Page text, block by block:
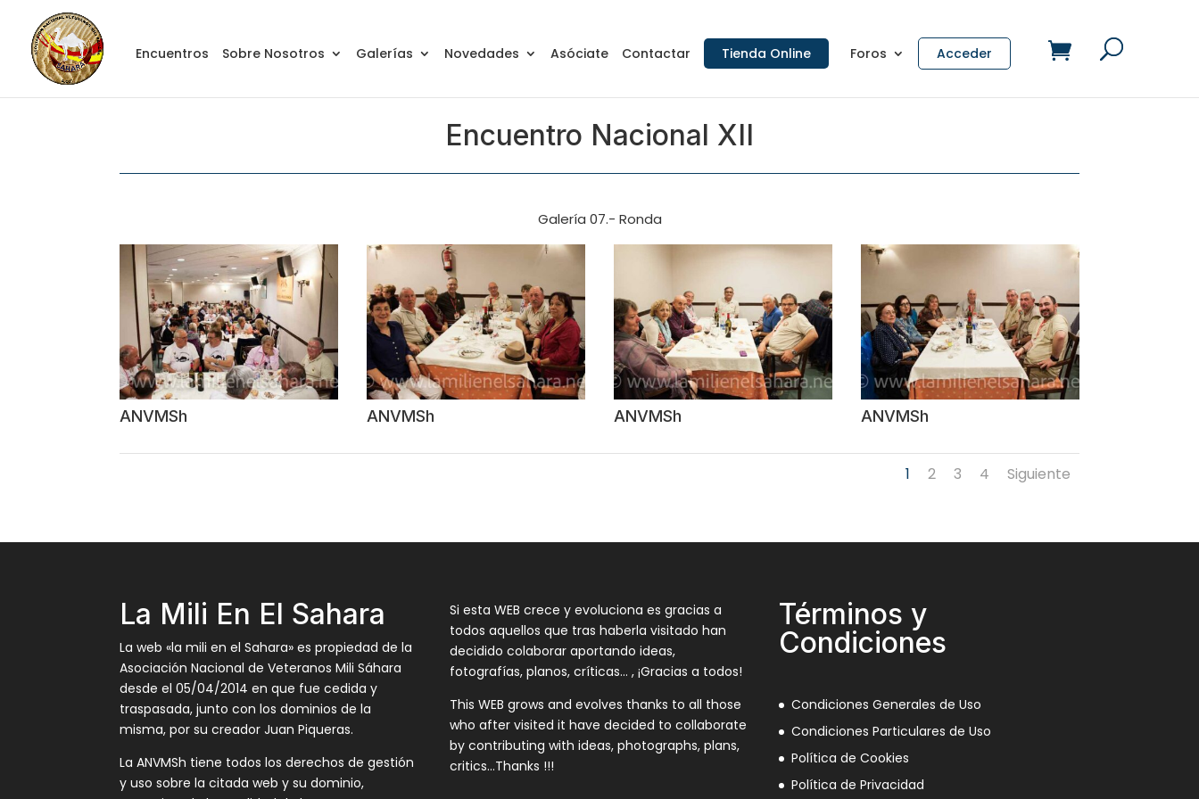
Encuentros Sobre Nosotros Galerías Novedades Asóciate Contactar Tienda Online Foros Acceder
Encuentro Nacional XII
Galería 07.- Ronda
ANVMSh ANVMSh ANVMSh ANVMSh
1 2 3 4 Siguiente
La Mili En El Sahara
La web «la mili en el Sahara» es propiedad de la
Asociación Nacional de Veteranos Mili Sáhara
desde el 05/04/2014 en que fue cedida y
traspasada, junto con los dominios de la
misma, por su creador Juan Piqueras.
La ANVMSh tiene todos los derechos de gestión
y uso sobre la citada web y su dominio,
Si esta WEB crece y evoluciona es gracias a
todos aquellos que tras haberla visitado han
decidido colaborar aportando ideas,
fotografías, planos, críticas… , ¡Gracias a todos!
This WEB grows and evolves thanks to all those
who after visited it have decided to collaborate
by contributing with ideas, photographs, plans,
critics…Thanks !!!
Términos y
Condiciones
Condiciones Generales de Uso
Condiciones Particulares de Uso
Política de Cookies
Política de Privacidad